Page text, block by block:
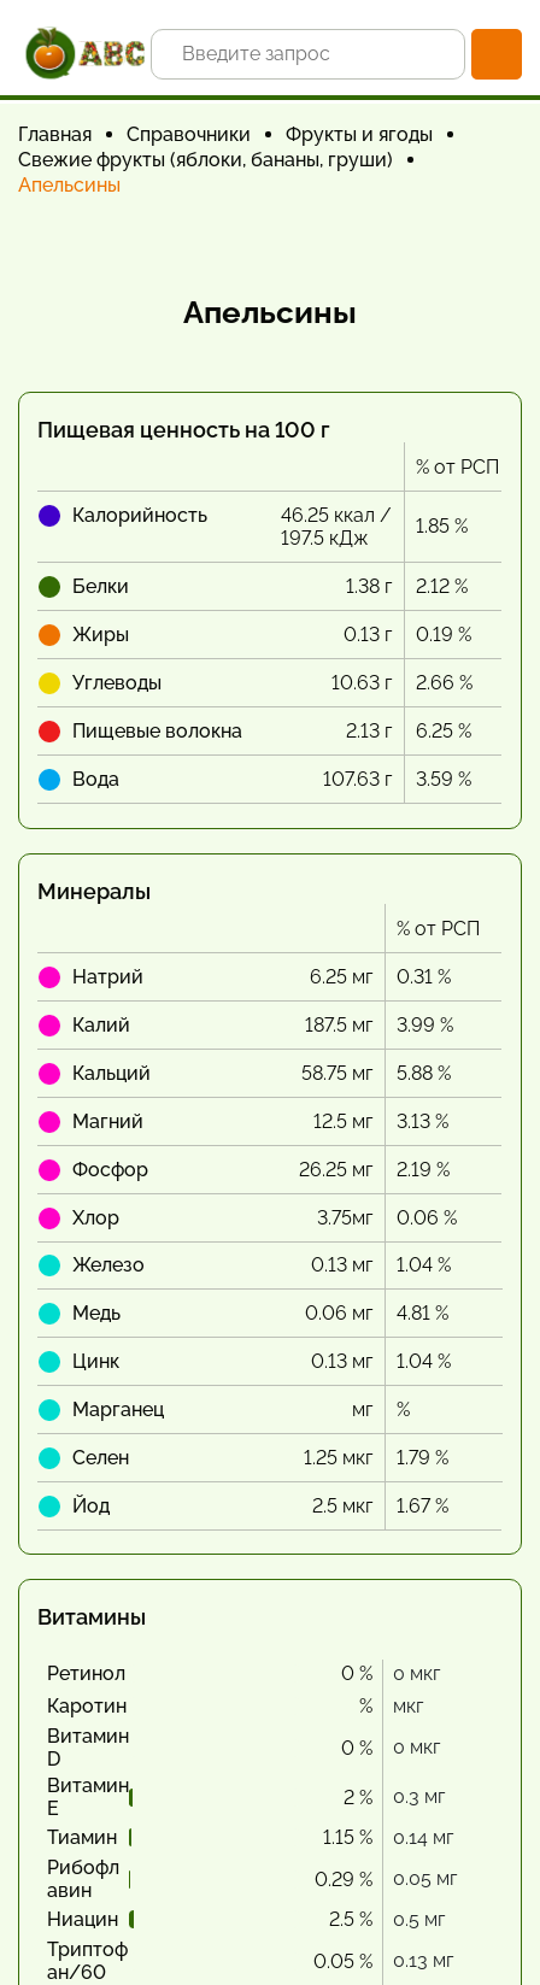
Главная Справочники
Фрукты и ягоды
Свежие фрукты (яблоки, бананы, груши)
Апельсины
Апельсины
Пищевая ценность на 100 г
% от РСП
Калорийность
46.25 ккал /
197.5 кДж
1.85 %
Белки 1.38 г 2.12 %
Жиры 0.13 г 0.19 %
Углеводы 10.63 г 2.66 %
Пищевые волокна 2.13 г 6.25 %
Вода 107.63 г 3.59 %
Минералы
% от РСП
Натрий 6.25 мг 0.31 %
Калий 187.5 мг 3.99 %
Кальций 58.75 мг 5.88 %
Магний 12.5 мг 3.13 %
Фосфор 26.25 мг 2.19 %
Хлор 3.75мг 0.06 %
Железо 0.13 мг 1.04 %
Медь 0.06 мг 4.81 %
Цинк 0.13 мг 1.04 %
Марганец мг %
Селен 1.25 мкг 1.79 %
Йод 2.5 мкг 1.67 %
Витамины
Ретинол 0 %
0 мкг
Каротин
%
мкг
Витамин
D
0 %
0 мкг
Витамин
Е
2 %
0.3 мг
Тиамин
1.15 %
0.14 мг
Рибофл
авин
0.29 %
0.05 мг
Ниацин
2.5 %
0.5 мг
Триптоф
ан/60
0.05 %
0.13 мг